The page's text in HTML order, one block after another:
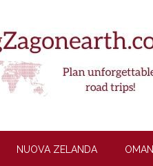
NUOVA ZELANDA OMAN